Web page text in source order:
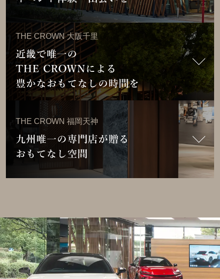
EVENT THE CROWN 千葉中央
「THE CROWN 千葉中央」オープニングイベント 開催レ
ポート
現在開催予定のイベントはありません
イベント実施レポート
現在ご覧いただけるイベントレポートはありません
とじる
THE CROWN 横浜都筑
販売店サイトはこちら
開催予定のイベント
現在開催予定のイベントはありません
イベント実施レポート
EVENT THE CROWN 横浜都筑
オープン2周年を記念して【女流墨絵作家 蓮水様】によ
る、クラウンの水墨画パフォーマンスを披露いただきま
した。
THE CROWN 横浜都筑のレポート
店舗詳細はこちら
THE CROWN 愛知高辻
販売店サイトはこちら
開催予定のイベント
2025年12月1日(月)～2026年11月
25日(水)予定
東海エリアの若手・新進作家の絵画や陶芸などをショウルー
ムの一角にて月替わりで紹介。＜自由鑑賞＞
THE CROWN 愛知高辻
詳しくはこちら
THE CROWN 大阪千里
店舗詳細はこちら
THE CROWN 大阪千里
販売店サイトはこちら
現在開催予定のイベントはありません
イベント実施レポート
THE CROWN 福岡天神
THE CROWN 福岡天神
販売店サイトはこちら